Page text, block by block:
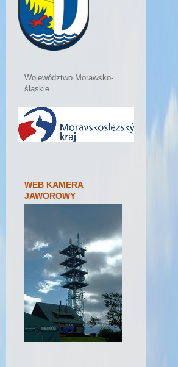
Województwo Morawsko-
śląskie
WEB KAMERA
JAWOROWY